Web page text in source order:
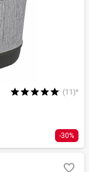
(11)*
-30%